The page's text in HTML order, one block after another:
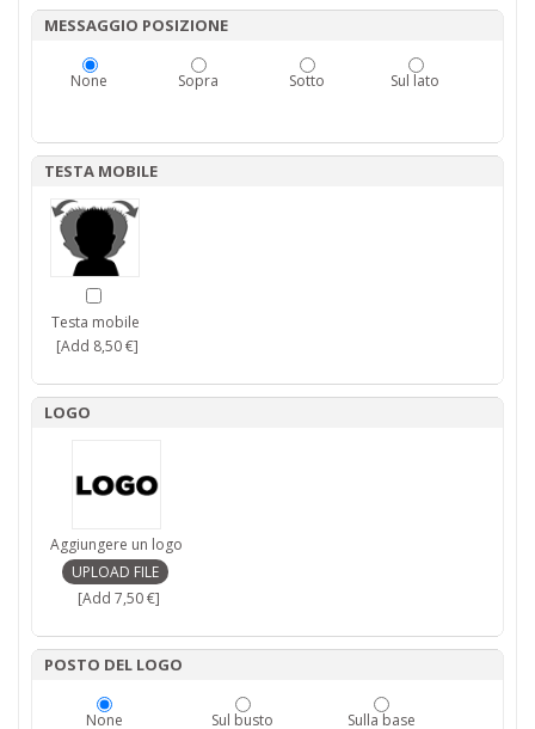
MESSAGGIO POSIZIONE
None Sopra Sotto Sul lato
TESTA MOBILE
Testa mobile
[Add 8,50 €]
LOGO
Aggiungere un logo
[Add 7,50 €]
POSTO DEL LOGO
None Sul busto Sulla base